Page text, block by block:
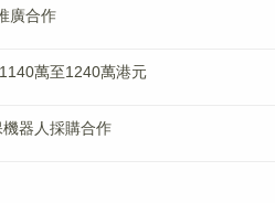
廣合作
萬至1240萬港元
器人採購合作